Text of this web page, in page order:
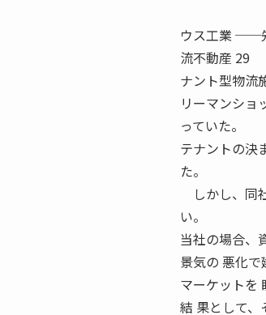
（梶原幸
ウス工業 ──
流不動産 29
ナント型物流
リーマンショ
っていた。
テナントの決
た。
しかし、同
い。
当社の場合、
景気の 悪化で
マーケットを
結 果として、